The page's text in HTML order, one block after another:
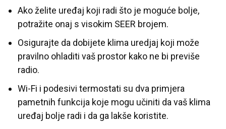
Ako želite uređaj koji radi što je moguće bolje,
potražite onaj s visokim SEER brojem.
Osigurajte da dobijete klima uredjaj koji može
pravilno ohladiti vaš prostor kako ne bi previše
radio.
Wi-Fi i podesivi termostati su dva primjera
pametnih funkcija koje mogu učiniti da vaš klima
uređaj bolje radi i da ga lakše koristite.